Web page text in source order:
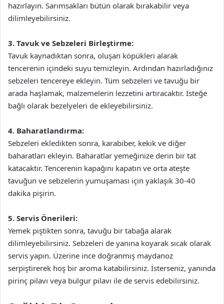
hazırlayın. Sarımsakları bütün olarak bırakabilir veya
dilimleyebilirsiniz.
3. Tavuk ve Sebzeleri Birleştirme:
Tavuk kaynadıktan sonra, oluşan köpükleri alarak
tencerenin içindeki suyu temizleyin. Ardından hazırladığınız
sebzeleri tencereye ekleyin. Tüm sebzeleri ve tavuğu bir
arada haşlamak, malzemelerin lezzetini artıracaktır. İsteğe
bağlı olarak bezelyeleri de ekleyebilirsiniz.
4. Baharatlandırma:
Sebzeleri ekledikten sonra, karabiber, kekik ve diğer
baharatları ekleyin. Baharatlar yemeğinize derin bir tat
katacaktır. Tencerenin kapağını kapatın ve orta ateşte
tavuğun ve sebzelerin yumuşaması için yaklaşık 30-40
dakika pişirin.
5. Servis Önerileri:
Yemek piştikten sonra, tavuğu bir tabağa alarak
dilimleyebilirsiniz. Sebzeleri de yanına koyarak sıcak olarak
servis yapın. Üzerine ince doğranmış maydanoz
serpiştirerek hoş bir aroma katabilirsiniz. İsterseniz, yanında
pirinç pilavı veya bulgur pilavı ile de servis edebilirsiniz.